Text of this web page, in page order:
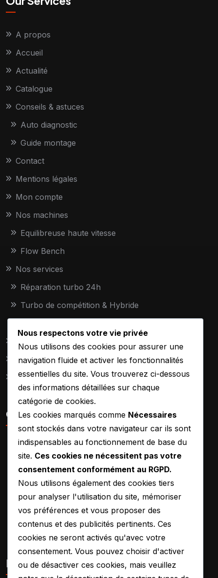
A propos
Accueil
Actualité
Catalogue
Conseils & astuces
Auto diagnostic
Guide montage
Contact
Mentions légales
Mon compte
Nos machines
Equilibreuse haute vitesse
Flow Bench
Nos services
Réparation turbo 24h
Turbo de compétition & Hybride
Panier
Wishlist
Contct Us
Working Time
Mon-Fri : 09.00 am-05.00
pm
+125 (405) 555-0128
Email
quick.help@gmail.com
Photos Gallery
Nous respectons votre vie privée
Nous utilisons des cookies pour assurer une
navigation fluide et activer les fonctionnalités
essentielles du site. Vous trouverez ci-dessous
des informations détaillées sur chaque
catégorie de cookies.
Les cookies marqués comme Nécessaires
sont stockés dans votre navigateur car ils sont
indispensables au fonctionnement de base du
site. Ces cookies ne nécessitent pas votre
consentement conformément au RGPD.
Nous utilisons également des cookies tiers
pour analyser l'utilisation du site, mémoriser
vos préférences et vous proposer des
contenus et des publicités pertinents. Ces
cookies ne seront activés qu'avec votre
consentement. Vous pouvez choisir d'activer
ou de désactiver ces cookies, mais veuillez